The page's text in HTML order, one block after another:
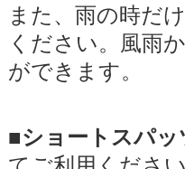
また、雨の時だ
ください。風雨
ができます。
■ショートスパ